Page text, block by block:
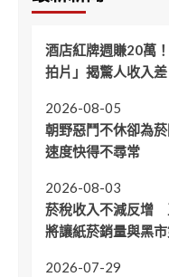
酒店紅牌週賺20萬
拍片」揭驚人收入差
2026-08-05
朝野惡鬥不休卻為
速度快得不尋常
2026-08-03
菸稅收入不減反增
將讓紙菸銷量與黑
2026-07-29